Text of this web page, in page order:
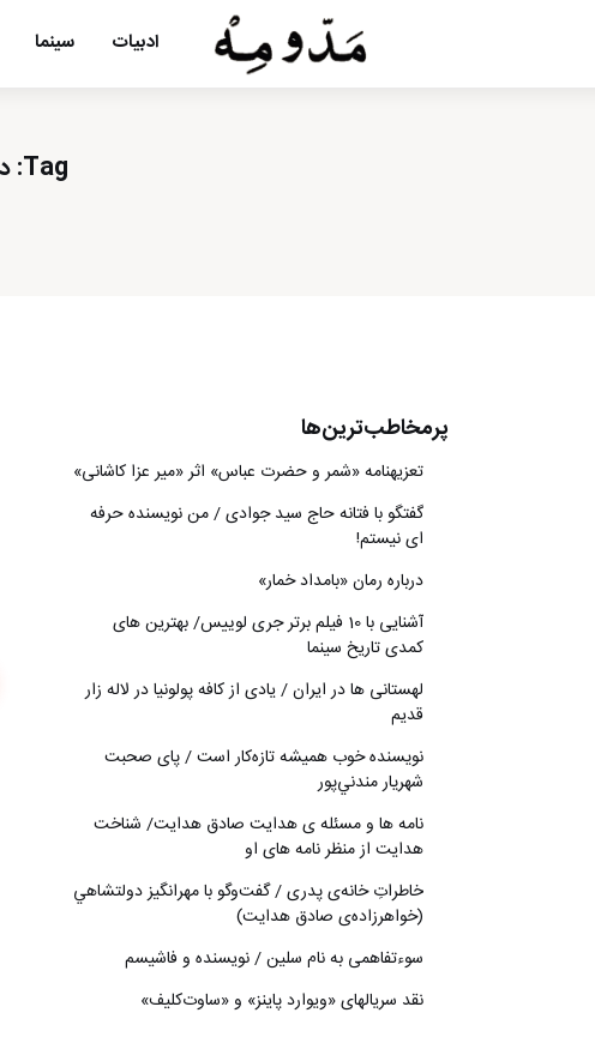
ادبیات سینما
Tag: داستان فیلم «سال تحویل» کارگردان سیاوش اسعدی
پرمخاطب‌ترین‌ها
تعزیه‎نامه‏ «شمر و حضرت عباس» اثر «میر عزا کاشانی»
گفتگو با فتانه حاج سید جوادی / من نویسنده حرفه
ای نیستم!
درباره رمان «بامداد خمار»
آشنایی با 10 فیلم برتر جری لوییس/ بهترین های
کمدی تاریخ سینما
لهستانی ها در ایران / یادی از کافه پولونیا در لاله زار
قدیم
نويسنده خوب هميشه تازه‌كار است / پای صحبت
شهريار مندني‌پور
نامه ها و مسئله ی هدایت صادق هدایت/ شناخت
هدایت از منظر نامه های او
خاطراتِ خانه‌ی پدری / گفت‌وگو با مهرانگيز دولتشاهي
(خواهرزاده‌ی صادق هدايت)
سوءتفاهمی به نام سلین / نویسنده و فاشیسم
نقد سریالهای «ویوارد پاینز» و «ساوت‌کلیف»